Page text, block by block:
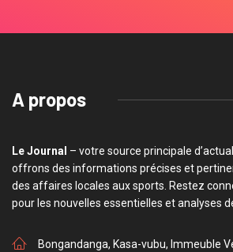
A propos
Le Journal – votre source principale
offrons des informations précises et
des affaires locales aux sports. Restez
pour les nouvelles essentielles et analyses
Bongandanga, Kasa-vubu, Immeuble